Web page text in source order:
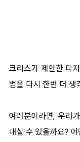
크리스가 제안한 디
법을 다시 한번 더 생
여러분이라면, 우리
내실 수 있을까요?